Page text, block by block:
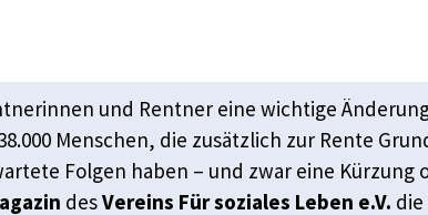
und Rentner eine wichtige
Menschen, die zusätzlich zur Rente
Folgen haben – und zwar eine
desVereins Für soziales Leben e.V.